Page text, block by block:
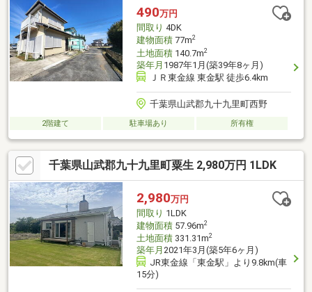
490万円
間取り 4DK
建物面積77m2
土地面積140.7m2
築年月 1987年1月(築39年8ヶ月)
ＪＲ東金線 東金駅 徒歩6.4km
千葉県山武郡九十九里町西野
2階建て 駐車場あり 所有権
千葉県山武郡九十九里町粟生 2,980万円 1LDK
2,980万円
間取り 1LDK
建物面積57.96m2
土地面積331.31m2
築年月 2021年3月(築5年6ヶ月)
JR東金線「東金駅」より9.8km(車
15分)